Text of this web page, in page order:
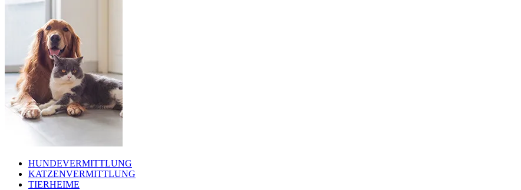
HUNDEVERMITTLUNG
KATZENVERMITTLUNG
TIERHEIME